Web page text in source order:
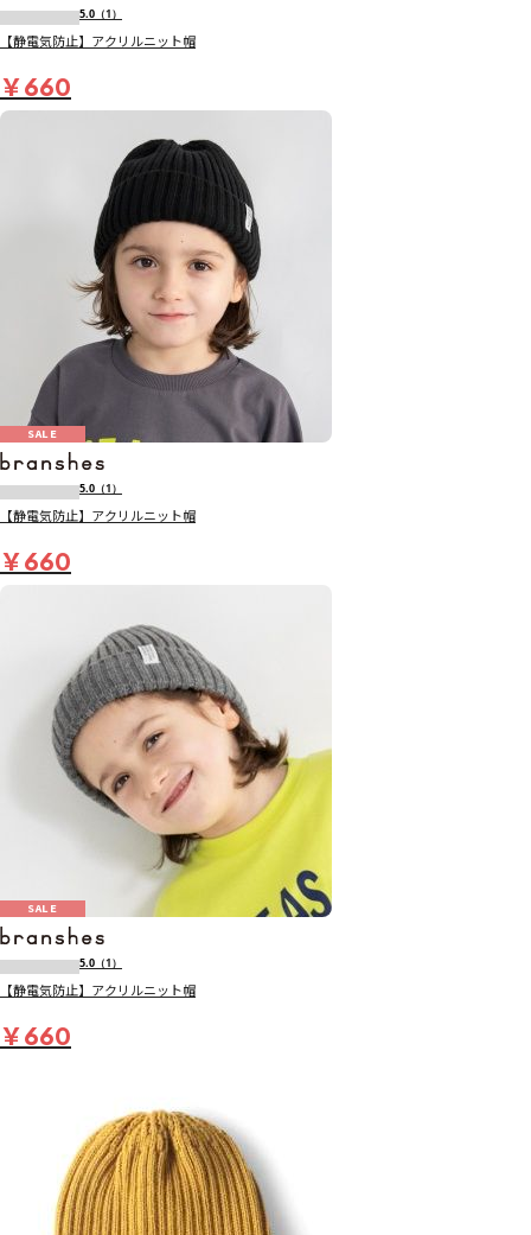
5.0 （1）
【静電気防止】アクリルニット帽
￥660
SALE
5.0 （1）
【静電気防止】アクリルニット帽
￥660
SALE
5.0 （1）
【静電気防止】アクリルニット帽
￥660